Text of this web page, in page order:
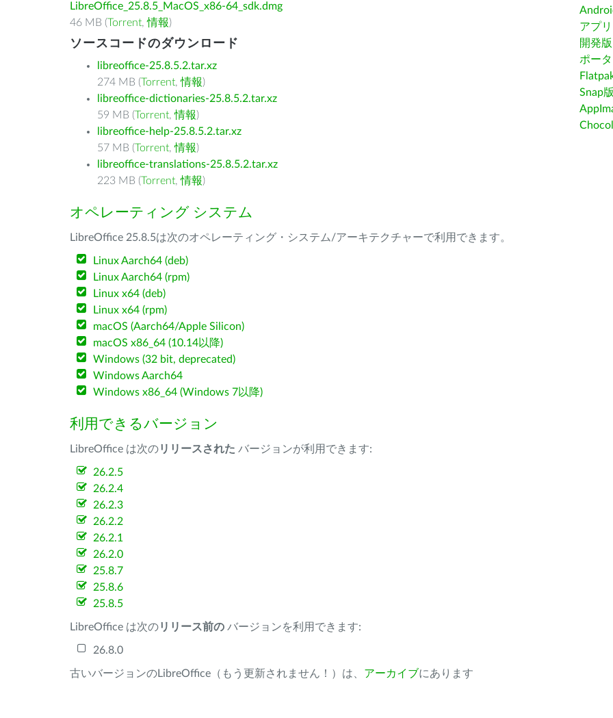
LibreOffice_25.8.5_MacOS_x86-64_sdk.dmg
46 MB (Torrent,情報)
ソースコードのダウンロード
libreoffice-25.8.5.2.tar.xz
274 MB (Torrent,情報)
libreoffice-dictionaries-25.8.5.2.tar.xz
59 MB (Torrent,情報)
libreoffice-help-25.8.5.2.tar.xz
57 MB (Torrent,情報)
libreoffice-translations-25.8.5.2.tar.xz
223 MB (Torrent,情報)
オペレーティング システム
LibreOffice 25.8.5は次のオペレーティング・システム/アーキテクチャーで利用できます。
Linux Aarch64 (deb)
Linux Aarch64 (rpm)
Linux x64 (deb)
Linux x64 (rpm)
macOS (Aarch64/Apple Silicon)
macOS x86_64 (10.14以降)
Windows (32 bit, deprecated)
Windows Aarch64
Windows x86_64 (Windows 7以降)
利用できるバージョン
LibreOffice は次のリリースされた バージョンが利用できます:
26.2.5
26.2.4
26.2.3
26.2.2
26.2.1
26.2.0
25.8.7
25.8.6
25.8.5
LibreOffice は次のリリース前の バージョンを利用できます:
26.8.0
古いバージョンのLibreOffice（もう更新されません！）は、 アーカイブにあります
アプ
開発版
ポー
Snap版